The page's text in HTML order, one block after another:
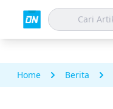
Home Berita